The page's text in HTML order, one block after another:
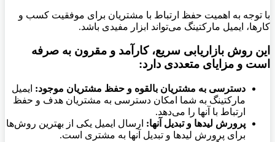
با توجه به اهمیت حفظ ارتباط با مشتریان برای موفقیت کسب و
کارها، ایمیل مارکتینگ می‌تواند ابزار مفیدی باشد.
این روش بازاریابی سریع، کارآمد و مقرون به صرفه
است و مزایای متعددی دارد:
دسترسی به مشتریان بالقوه و حفظ مشتریان موجود: ایمیل
مارکتینگ به شما امکان دسترسی به مشتریان هدف و حفظ
ارتباط با آنها را می‌دهد.
پرورش لیدها و تبدیل آنها: ارسال ایمیل یکی از بهترین روش‌ها
برای پرورش لیدها و تبدیل آنها به مشتری است.